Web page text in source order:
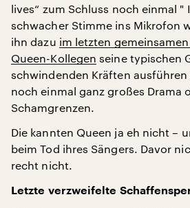
lives“ zum Schluss noch einmal "
schwacher Stimme ins Mikrofon
ihn dazu im letzten
Queen-Kollegen seine typischen
schwindenden Kräften ausführen
noch einmal ganz großes Drama
Schamgrenzen.
Die kannten Queen ja eh nicht –
beim Tod ihres Sängers. Davor
recht nicht.
Letzte verzweifelte